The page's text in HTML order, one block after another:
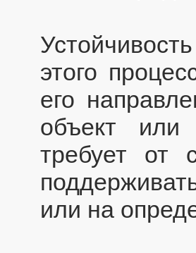
этого
его
объект или
требует от
или на